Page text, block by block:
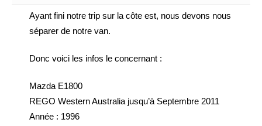
Ayant fini notre trip sur la côte est, nous devons nous
séparer de notre van.
Donc voici les infos le concernant :
Mazda E1800
REGO Western Australia jusqu’à Septembre 2011
Année : 1996